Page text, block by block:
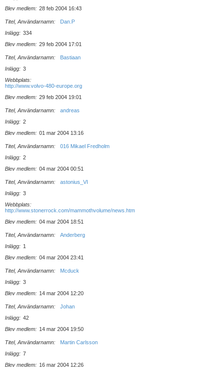
Blev medlem
28 feb 2004 16:43
Titel, Användarnamn
Dan.P
Inlägg
334
Blev medlem
29 feb 2004 17:01
Titel, Användarnamn
Bastiaan
Inlägg
3
Webbplats
http://www.volvo-480-europe.org
Blev medlem
29 feb 2004 19:01
Titel, Användarnamn
andreas
Inlägg
2
Blev medlem
01 mar 2004 13:16
Titel, Användarnamn
016 Mikael Fredholm
Inlägg
2
Blev medlem
04 mar 2004 00:51
Titel, Användarnamn
astonius_VI
Inlägg
3
Webbplats
http://www.stonerrock.com/mammothvolume/news.htm
Blev medlem
04 mar 2004 18:51
Titel, Användarnamn
Anderberg
Inlägg
1
Blev medlem
04 mar 2004 23:41
Titel, Användarnamn
Mcduck
Inlägg
3
Blev medlem
14 mar 2004 12:20
Titel, Användarnamn
Johan
Inlägg
42
Blev medlem
14 mar 2004 19:50
Titel, Användarnamn
Martin Carlsson
Inlägg
7
Blev medlem
16 mar 2004 12:26